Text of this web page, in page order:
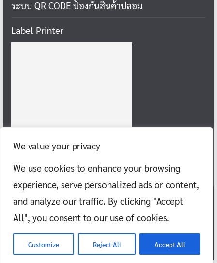
We value your privacy
We use cookies to enhance your browsing
experience, serve personalized ads or content,
and analyze our traffic. By clicking "Accept
All", you consent to our use of cookies.
Customize Reject All Accept All
ระบบ QR CODE ป้องกันสินค้าปลอม
Label Printer
Copyright © 2026แก๊งสายชิลล์ พากิน พาเที่ยว ทะเล ภูเขา วัด สอนว่าย
Theme:
ColorMag by ThemeGrill. Powered by WordPress